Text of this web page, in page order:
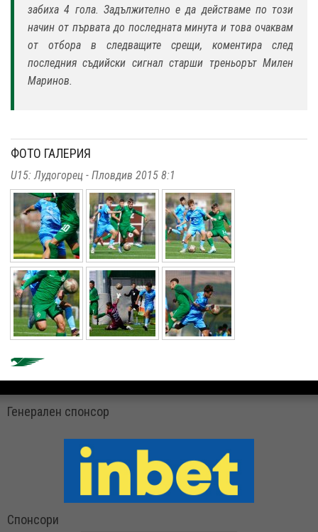
забиха 4 гола. Задължително е да действаме по този
начин от първата до последната минута и това очаквам
от отбора в следващите срещи, коментира след
последния съдийски сигнал старши треньорът Милен
Маринов.
ФОТО ГАЛЕРИЯ
U15: Лудогорец - Пловдив 2015 8:1
Генерален спонсор
Спонсори